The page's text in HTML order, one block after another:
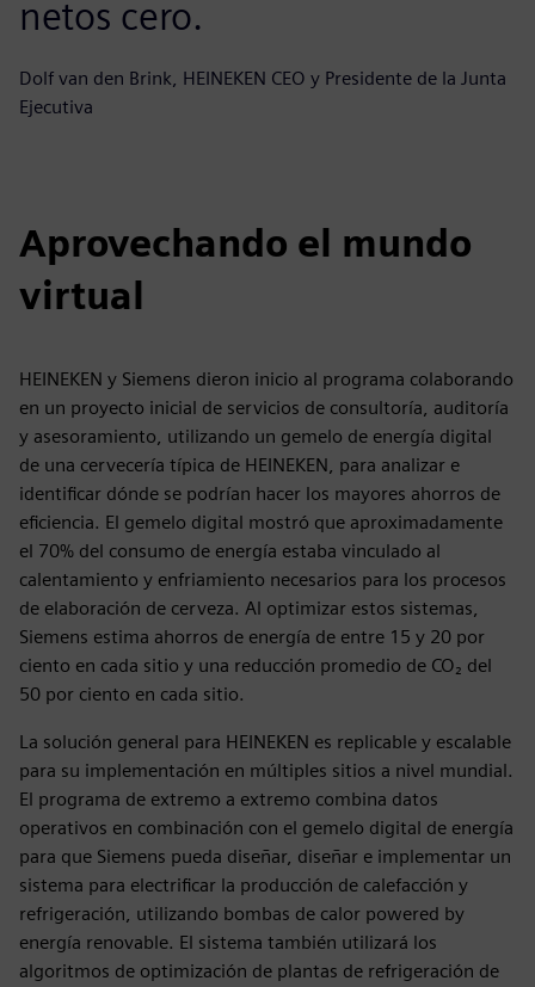
netos cero.
Dolf van den Brink, HEINEKEN CEO y Presidente de la Junta
Ejecutiva
Aprovechando el mundo
virtual
HEINEKEN y Siemens dieron inicio al programa colaborando
en un proyecto inicial de servicios de consultoría, auditoría
y asesoramiento, utilizando un gemelo de energía digital
de una cervecería típica de HEINEKEN, para analizar e
identificar dónde se podrían hacer los mayores ahorros de
eficiencia. El gemelo digital mostró que aproximadamente
el 70% del consumo de energía estaba vinculado al
calentamiento y enfriamiento necesarios para los procesos
de elaboración de cerveza. Al optimizar estos sistemas,
Siemens estima ahorros de energía de entre 15 y 20 por
ciento en cada sitio y una reducción promedio de CO₂ del
50 por ciento en cada sitio.
La solución general para HEINEKEN es replicable y escalable
para su implementación en múltiples sitios a nivel mundial.
El programa de extremo a extremo combina datos
operativos en combinación con el gemelo digital de energía
para que Siemens pueda diseñar, diseñar e implementar un
sistema para electrificar la producción de calefacción y
refrigeración, utilizando bombas de calor powered by
energía renovable. El sistema también utilizará los
algoritmos de optimización de plantas de refrigeración de